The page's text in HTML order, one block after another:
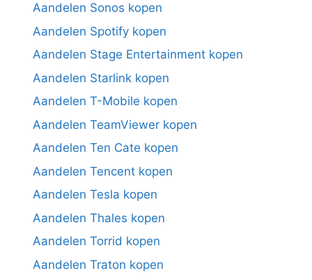
Aandelen Sonos kopen
Aandelen Spotify kopen
Aandelen Stage Entertainment kopen
Aandelen Starlink kopen
Aandelen T-Mobile kopen
Aandelen TeamViewer kopen
Aandelen Ten Cate kopen
Aandelen Tencent kopen
Aandelen Tesla kopen
Aandelen Thales kopen
Aandelen Torrid kopen
Aandelen Traton kopen